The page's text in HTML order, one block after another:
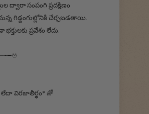
ద్వారా సంపంగి ప్రదక్షిణం
గిడ్డంగుల్లోనికి చేర్చబడతాయి.
ప్రవేశం లేదు.
విరజాతీర్థం* 🌈